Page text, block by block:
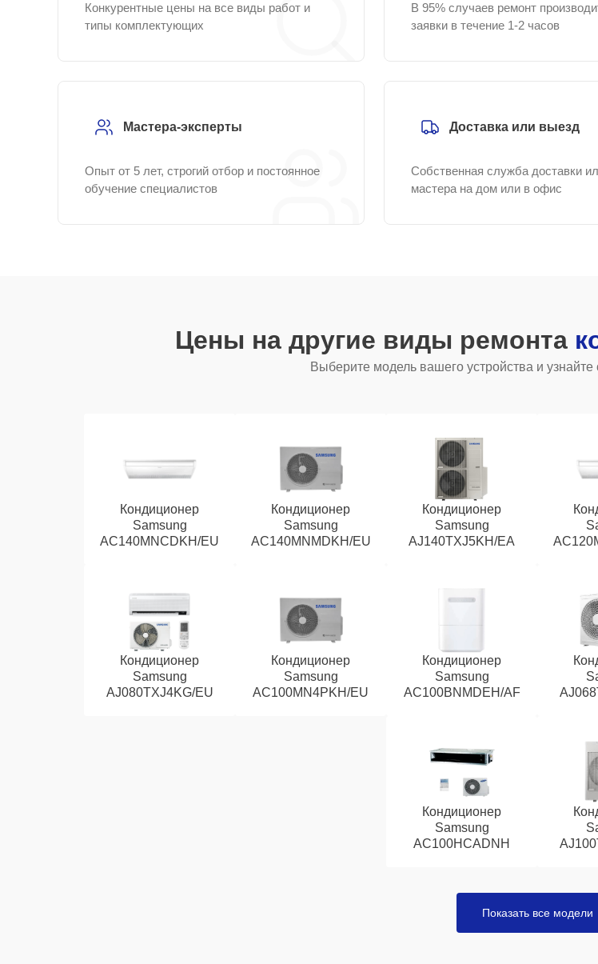
Конкурентные цены на все виды работ и
типы комплектующих
В 95% случаев ремонт
заявки в течение 1-2 часов
Мастера-эксперты
Опыт от 5 лет, строгий отбор и постоянное
обучение специалистов
Доставка или выезд
Собственная служба доставки
мастера на дом или в офис
Цены на другие виды ремонта
Выберите модель вашего устройства и узнайте
Кондиционер
Samsung
AC140MNCDKH/EU
Кондиционер
Samsung
AC140MNMDKH/EU
Кондиционер
Samsung
AJ140TXJ5KH/EA
Кондиционер
Samsung
AJ080TXJ4KG/EU
Кондиционер
Samsung
AC100MN4PKH/EU
Кондиционер
Samsung
AC100BNMDEH/AF
Кондиционер
Samsung
AC100HCADNH
Показать все модели